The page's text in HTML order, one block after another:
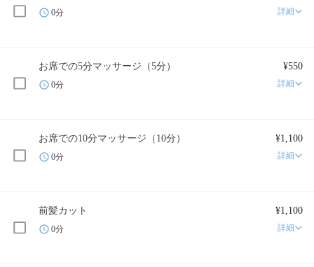
0分 詳細
お席での5分マッサージ（5分） ¥550
0分 詳細
お席での10分マッサージ（10分） ¥1,100
0分 詳細
前髪カット ¥1,100
0分 詳細